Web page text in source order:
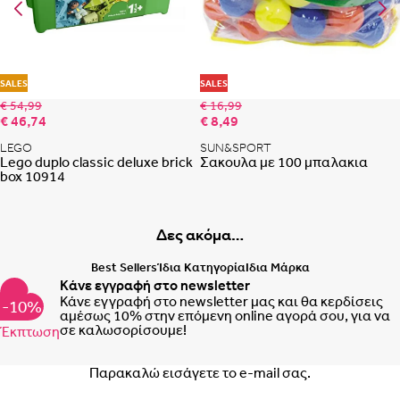
σπιτιού.
Κατασκευάστε πιο έξυπνα με την εφαρμογή LEGO® Builder –
ζουμάρετε, περιστρέψτε σε 3D, παρακολουθήστε την πρόοδό σας και
ακολουθήστε αναλυτικές ψηφιακές οδηγίες.
Το σετ περιέχει 1.102 τεμάχια.
SALES Προσθήκη στη λίστα αγαπημένων
€ 54,99
€ 46,74
LEGO
Lego duplo classic deluxe brick
box 10914
SALES
€ 16,99
€ 8,49
SUN&SPORT
Σακουλα με 100 μπαλακια
Δες ακόμα…
Best SellersΊδια ΚατηγορίαΙδια Μάρκα
-10%
Έκπτωση
Κάνε εγγραφή στο newsletter
Κάνε εγγραφή στο newsletter μας και θα κερδίσεις
αμέσως 10% στην επόμενη online αγορά σου, για να
σε καλωσορίσουμε!